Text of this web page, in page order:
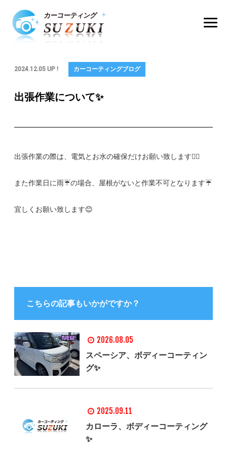
2024.12.05 UP ! カーコーティングブログ
出張作業について✨
出張作業の際は、電気とお水の確保だけお願い致します🙇‍♂️
また作業日に雨☔の場合、屋根がないと作業不可となります☔️
宜しくお願い致します😊
こちらの記事もいかがですか？
2026.08.05
スペーシア、ボディーコーティン
グ✨
2025.09.11
カローラ、ボディーコーティング
✨